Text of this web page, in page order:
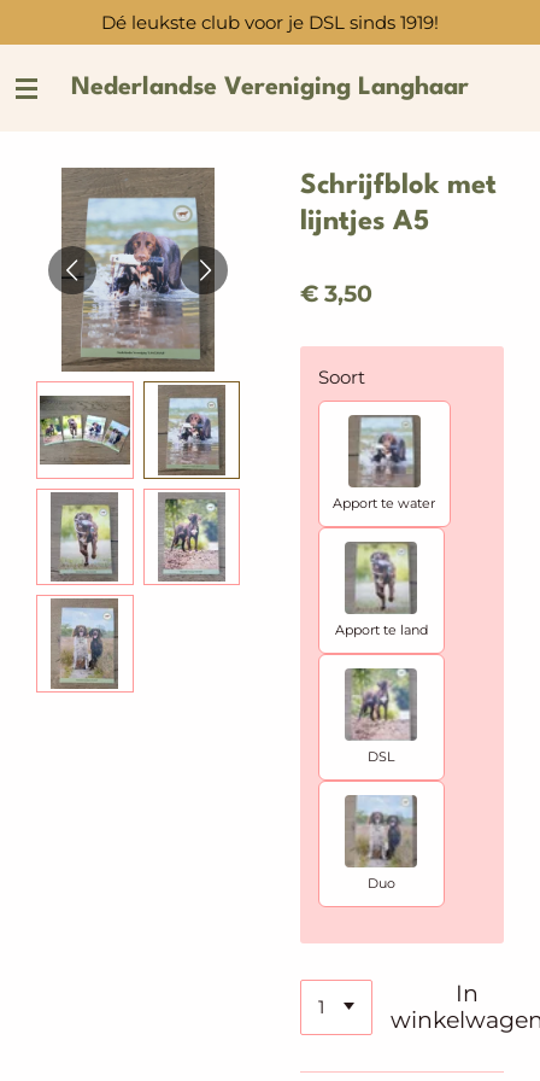
direct
naar
de
Dé leukste club voor je DSL sinds 1919!
Nederlandse Vereniging Langhaar
Schrijfblok met
lijntjes A5
€ 3,50
Soort
Apport te water
Apport te land
DSL
Duo
In